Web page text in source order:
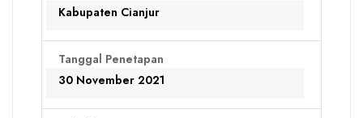
Kabupaten Cianjur
Tanggal Penetapan
30 November 2021